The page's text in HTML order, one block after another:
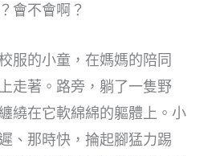
會不會啊？
服的小童，在媽媽的陪同
走著。路旁，躺了一隻野
繞在它軟綿綿的軀體上。小
、那時快，掄起腳猛力踢